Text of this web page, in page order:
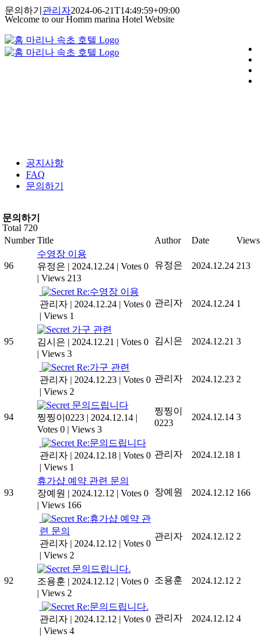
콘
텐
츠
로
건
Welcome to our Homm marina Hotel Website
문의하기 관리자2024-06-21T14:49:59+09:00
공지사항
FAQ
문의하기
문의하기
Total 720
Number Title Author Date Views
96
수영장 이용
유정은 | 2024.12.24 | Votes 0
| Views 213
유정은 2024.12.24 213
Re:수영장 이용
관리자 | 2024.12.24 | Votes 0
| Views 1
관리자 2024.12.24 1
95
가구 관련
김시은 | 2024.12.21 | Votes 0
| Views 3
김시은 2024.12.21 3
Re:가구 관련
관리자 | 2024.12.23 | Votes 0
| Views 2
관리자 2024.12.23 2
94
문의드립니다
찡찡이0223 | 2024.12.14 |
Votes 0 | Views 3
찡찡이
0223
2024.12.14 3
Re:문의드립니다
관리자 | 2024.12.18 | Votes 0
| Views 1
관리자 2024.12.18 1
93
휴가샵 예약 관련 문의
장예원 | 2024.12.12 | Votes 0
| Views 166
장예원 2024.12.12 166
Re:휴가샵 예약 관
련 문의
관리자 | 2024.12.12 | Votes 0
| Views 2
관리자 2024.12.12 2
92
문의드립니다.
조용훈 | 2024.12.12 | Votes 0
| Views 2
조용훈 2024.12.12 2
Re:문의드립니다.
관리자 | 2024.12.12 | Votes 0
| Views 4
관리자 2024.12.12 4